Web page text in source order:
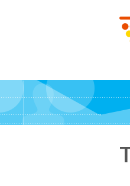
GRAPE - Group for